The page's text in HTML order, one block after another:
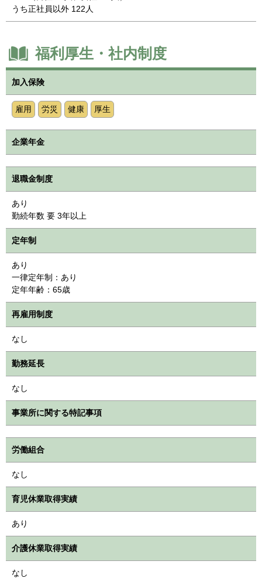
うち正社員以外 122人
福利厚生・社内制度
加入保険
雇用 労災 健康 厚生
企業年金
退職金制度
あり
勤続年数 要 3年以上
定年制
あり
一律定年制：あり
定年年齢：65歳
再雇用制度
なし
勤務延長
なし
事業所に関する特記事項
労働組合
なし
育児休業取得実績
あり
介護休業取得実績
なし